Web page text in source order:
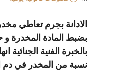
الادانة بجرم تعاطي
بضبط المادة المخدرة و
بالخبرة الفنية الجنائية
نسبة من المخدر في دم